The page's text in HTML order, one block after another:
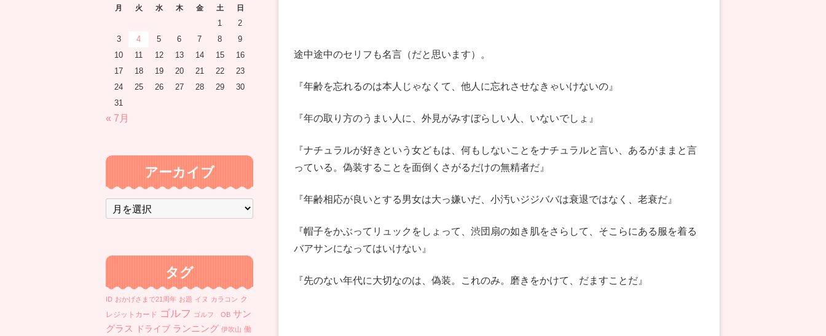
途中途中のセリフも名言（だと思います）。
『年齢を忘れるのは本人じゃなくて、他人に忘れさせなきゃいけないの』
『年の取り方のうまい人に、外見がみすぼらしい人、いないでしょ』
『ナチュラルが好きという女どもは、何もしないことをナチュラルと言い、あるがままと言
っている。偽装することを面倒くさがるだけの無精者だ』
『年齢相応が良いとする男女は大っ嫌いだ、小汚いジジババは衰退ではなく、老衰だ』
『帽子をかぶってリュックをしょって、渋団扇の如き肌をさらして、そこらにある服を着る
バアサンになってはいけない』
『先のない年代に大切なのは、偽装。これのみ。磨きをかけて、だますことだ』
月 火 水 木 金 土 日
1
2
3
4 5 6 7 8
9
10
11 12 13 14 15
16
17
18 19 20 21 22
23
24
25 26 27 28 29
30
31
« 7月
アーカイブ
ア
ー
ブ
タグ
ID おかげさまで21周年 お題 イヌ カラコン ク
レジットカード ゴルフ ゴルフ OB サン
グラス
ドライブ ランニング 伊吹山 働